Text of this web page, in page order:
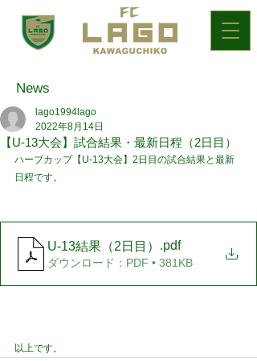
News
【U-13大会】試合結果・最新日程（2日目）
lago1994lago
2022年8月14日
ハーブカップ【U-13大会】2日目の試合結果と最新
日程です。
U-13結果（2日目） .pdf
ダウンロード：PDF • 381KB
以上です。